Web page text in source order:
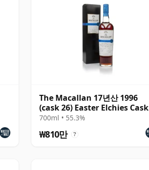
The Macallan 17년산 1996
(cask 26) Easter Elchies Cask
Selectio
700ml • 55.3%
₩810만 ?